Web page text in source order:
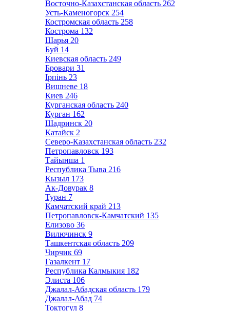
Восточно-Казахстанская область 262
Усть-Каменогорск 254
Костромская область 258
Кострома 132
Шарья 20
Буй 14
Киевская область 249
Бровари 31
Ірпінь 23
Вишневе 18
Киев 246
Курганская область 240
Курган 162
Шадринск 20
Катайск 2
Северо-Казахстанская область 232
Петропавловск 193
Тайынша 1
Республика Тыва 216
Кызыл 173
Ак-Довурак 8
Туран 7
Камчатский край 213
Петропавловск-Камчатский 135
Елизово 36
Вилючинск 9
Ташкентская область 209
Чирчик 69
Газалкент 17
Республика Калмыкия 182
Элиста 106
Джалал-Абадская область 179
Джалал-Абад 74
Токтогул 8